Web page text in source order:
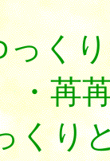
く
苒苒
くり